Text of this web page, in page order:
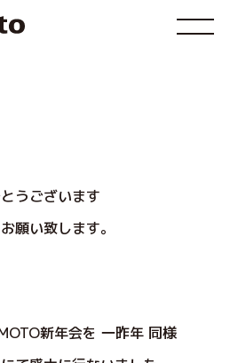
うございます
願い致します。
新年会を 一昨年 同様